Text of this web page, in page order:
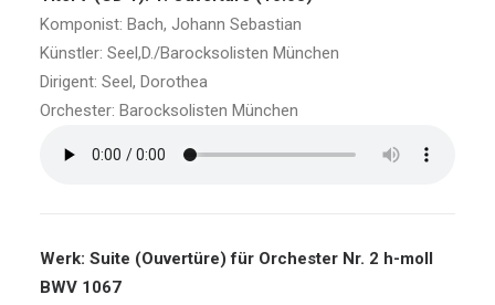
Komponist: Bach, Johann Sebastian
Künstler: Seel,D./Barocksolisten München
Dirigent: Seel, Dorothea
Orchester: Barocksolisten München
Werk: Suite (Ouvertüre) für Orchester Nr. 2 h-moll
BWV 1067